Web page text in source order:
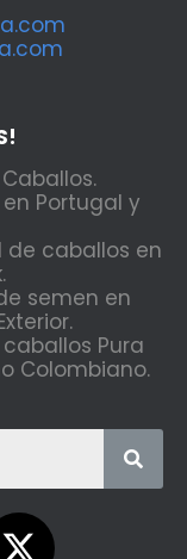
Portugal y
de caballos en
semen en
Pura
Colombiano.